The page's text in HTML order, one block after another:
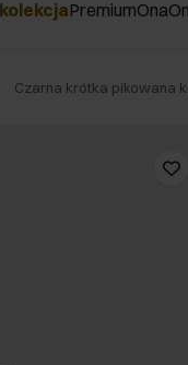
PremiumOnaOn
Czarna krótka pikowana